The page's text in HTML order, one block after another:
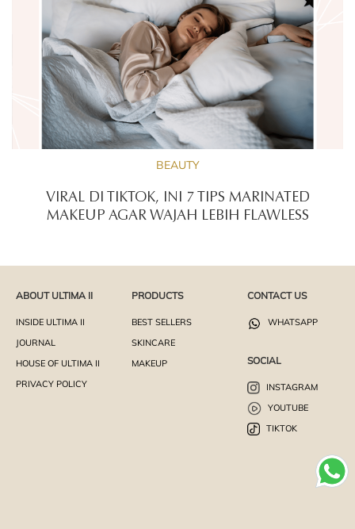
BEAUTY
VIRAL DI TIKTOK, INI 7 TIPS MARINATED
MAKEUP AGAR WAJAH LEBIH FLAWLESS
ABOUT ULTIMA II
INSIDE ULTIMA II
JOURNAL
HOUSE OF ULTIMA II
PRIVACY POLICY
PRODUCTS
BEST SELLERS
SKINCARE
MAKEUP
CONTACT US
WHATSAPP
SOCIAL
INSTAGRAM
YOUTUBE
TIKTOK